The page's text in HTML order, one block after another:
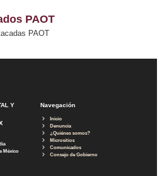
PAOT
PAOT
Y
México
Navegación
Inicio
Denuncia
¿Quiénes somos?
Micrositios
Comunicados
Consejo de Gobierno